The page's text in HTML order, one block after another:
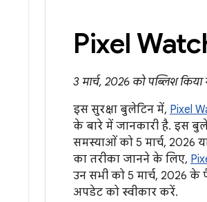
Pixel
3 मार्च, 2026 को पब्लिश किया
इस सुरक्षा बुलेटिन में, Pixel
के बारे में जानकारी है. इस
समस्याओं को 5 मार्च, 2026
का तरीका जानने के लिए,
उन सभी को 5 मार्च, 2026
अपडेट को स्वीकार करें.